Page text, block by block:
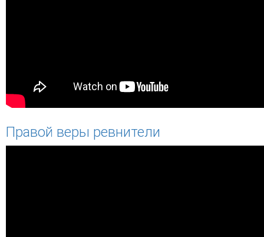
Правой веры ревнители